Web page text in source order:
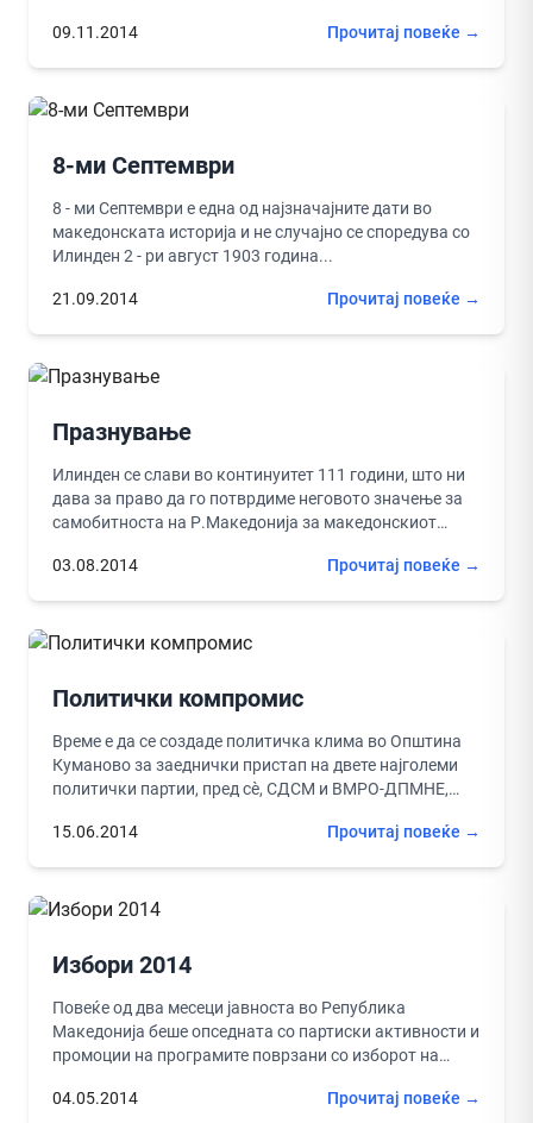
09.11.2014
Прочитај повеќе →
8-ми Септември
8 - ми Септември е една од најзначајните дати во
македонската историја и не случајно се споредува со
Илинден 2 - ри август 1903 година...
21.09.2014 Прочитај повеќе →
Празнување
Илинден се слави во континуитет 111 години, што ни
дава за право да го потврдиме неговото значење за
самобитноста на Р.Македонија за македонскиот
03.08.2014
Прочитај повеќе →
Политички компромис
Време е да се создаде политичка клима во Општина
Куманово за заеднички пристап на двете најголеми
политички партии, пред сè, СДСМ и ВМРО-ДПМНЕ,
15.06.2014
Прочитај повеќе →
Избори 2014
Повеќе од два месеци јавноста во Република
Македонија беше опседната со партиски активности и
промоции на програмите поврзани со изборот на
04.05.2014
Прочитај повеќе →